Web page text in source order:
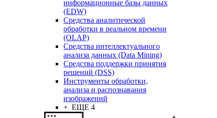
информационные базы данных
(EDW)
Средства аналитической
обработки в реальном времени
(OLAP)
Средства интеллектуального
анализа данных (Data Mining)
Средства поддержки принятия
решений (DSS)
Инструменты обработки,
анализа и распознавания
изображений
+ ЕЩЕ 4